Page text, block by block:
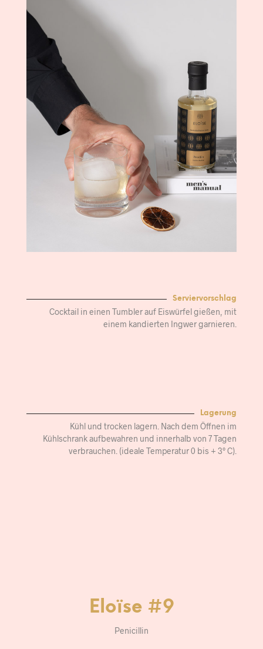
Serviervorschlag
Cocktail in einen Tumbler auf Eiswürfel gießen, mit
einem kandierten Ingwer garnieren.
Lagerung
Kühl und trocken lagern. Nach dem Öffnen im
Kühlschrank aufbewahren und innerhalb von 7 Tagen
verbrauchen. (ideale Temperatur 0 bis + 3° C).
Eloïse #9
Penicillin